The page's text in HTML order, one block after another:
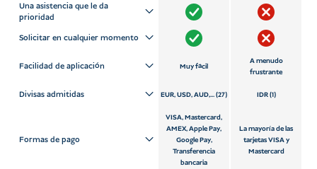
Una asistencia que le da
prioridad
Solicitar en cualquier momento
Facilidad de aplicación Muy fácil
A menudo
frustrante
Divisas admitidas EUR, USD, AUD,... (27) IDR (1)
Formas de pago
VISA, Mastercard,
AMEX, Apple Pay,
Google Pay,
Transferencia
bancaria
La mayoría de las
tarjetas VISA y
Mastercard